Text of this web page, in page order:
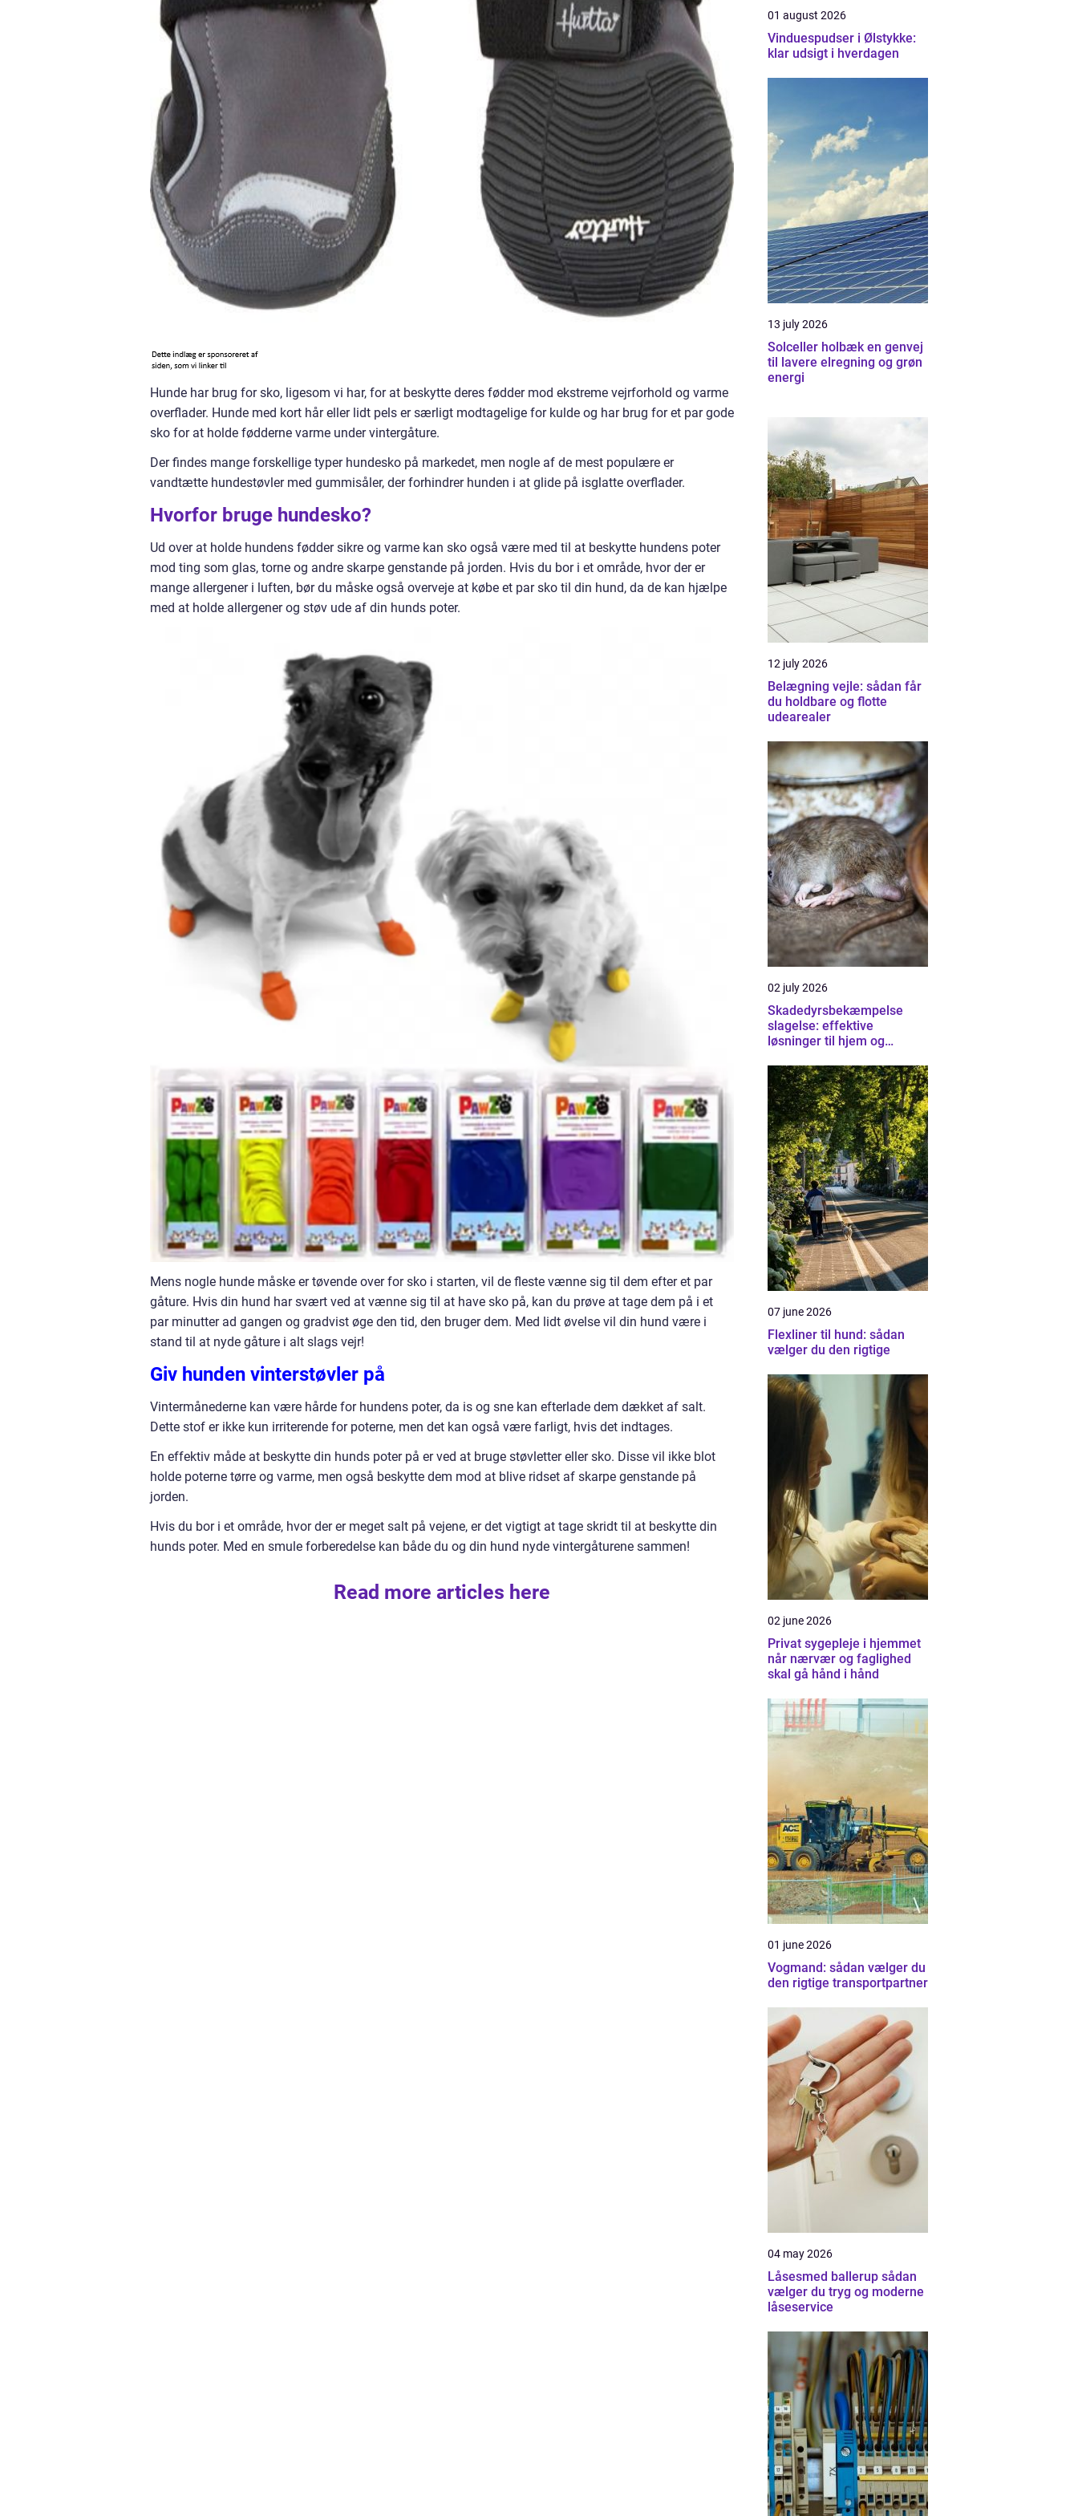
Hunde har brug for sko, ligesom vi har, for at beskytte deres fødder mod ekstreme vejrforhold og varme
overflader. Hunde med kort hår eller lidt pels er særligt modtagelige for kulde og har brug for et par gode
sko for at holde fødderne varme under vintergåture.
Der findes mange forskellige typer hundesko på markedet, men nogle af de mest populære er
vandtætte hundestøvler med gummisåler, der forhindrer hunden i at glide på isglatte overflader.
Hvorfor bruge hundesko?
Ud over at holde hundens fødder sikre og varme kan sko også være med til at beskytte hundens poter
mod ting som glas, torne og andre skarpe genstande på jorden. Hvis du bor i et område, hvor der er
mange allergener i luften, bør du måske også overveje at købe et par sko til din hund, da de kan hjælpe
med at holde allergener og støv ude af din hunds poter.
Mens nogle hunde måske er tøvende over for sko i starten, vil de fleste vænne sig til dem efter et par
gåture. Hvis din hund har svært ved at vænne sig til at have sko på, kan du prøve at tage dem på i et
par minutter ad gangen og gradvist øge den tid, den bruger dem. Med lidt øvelse vil din hund være i
stand til at nyde gåture i alt slags vejr!
Giv hunden vinterstøvler på
Vintermånederne kan være hårde for hundens poter, da is og sne kan efterlade dem dækket af salt.
Dette stof er ikke kun irriterende for poterne, men det kan også være farligt, hvis det indtages.
En effektiv måde at beskytte din hunds poter på er ved at bruge støvletter eller sko. Disse vil ikke blot
holde poterne tørre og varme, men også beskytte dem mod at blive ridset af skarpe genstande på
jorden.
Hvis du bor i et område, hvor der er meget salt på vejene, er det vigtigt at tage skridt til at beskytte din
hunds poter. Med en smule forberedelse kan både du og din hund nyde vintergåturene sammen!
Read more articles here
01 august 2026
Vinduespudser i Ølstykke:
klar udsigt i hverdagen
13 july 2026
Solceller holbæk en genvej
til lavere elregning og grøn
energi
12 july 2026
Belægning vejle: sådan får
du holdbare og flotte
udearealer
02 july 2026
Skadedyrsbekæmpelse
slagelse: effektive
løsninger til hjem og
07 june 2026
Flexliner til hund: sådan
vælger du den rigtige
02 june 2026
Privat sygepleje i hjemmet
når nærvær og faglighed
skal gå hånd i hånd
01 june 2026
Vogmand: sådan vælger du
den rigtige transportpartner
04 may 2026
Låsesmed ballerup sådan
vælger du tryg og moderne
låseservice